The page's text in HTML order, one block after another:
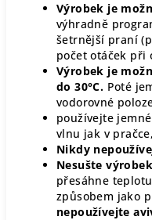
Výrobek je
výhradně
šetrnější praní
počet otáček při
Výrobek je
do 30°C. Poté
vodorovné
používejte
vlnu jak v
Nikdy
Nesušte
přesáhne
způsobem jako
nepoužívejte